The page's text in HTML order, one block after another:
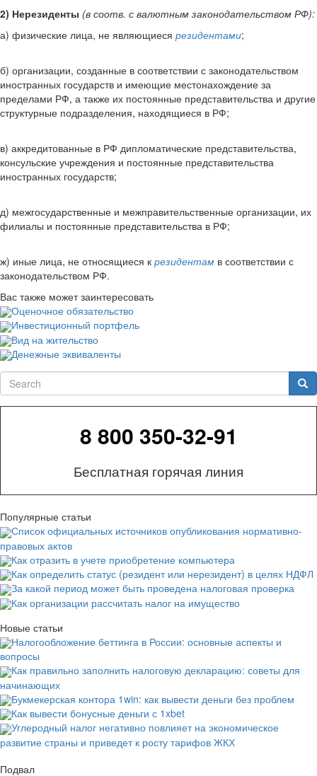
2) Нерезиденты (в соотв. с валютным законодательством РФ):
а) физические лица, не являющиеся резидентами;
б) организации, созданные в соответствии с законодательством
иностранных государств и имеющие местонахождение за
пределами РФ, а также их постоянные представительства и другие
структурные подразделения, находящиеся в РФ;
в) аккредитованные в РФ дипломатические представительства,
консульские учреждения и постоянные представительства
иностранных государств;
д) межгосударственные и межправительственные организации, их
филиалы и постоянные представительства в РФ;
ж) иные лица, не относящиеся к резидентам в соответствии с
законодательством РФ.
Вас также может заинтересовать
Оценочное обязательство
Инвестиционный портфель
Вид на жительство
Денежные эквиваленты
Search
8 800 350-32-91
Бесплатная горячая линия
Популярные статьи
Список официальных источников опубликования нормативно-
правовых актов
Как отразить в учете приобретение компьютера
Как определить статус (резидент или нерезидент) в целях НДФЛ
За какой период может быть проведена налоговая проверка
Как организации рассчитать налог на имущество
Новые статьи
Налогообложение беттинга в России: основные аспекты и
вопросы
Как правильно заполнить налоговую декларацию: советы для
начинающих
Букмекерская контора 1win: как вывести деньги без проблем
Как вывести бонусные деньги с 1xbet
Углеродный налог негативно повлияет на экономическое
развитие страны и приведет к росту тарифов ЖКХ
Подвал